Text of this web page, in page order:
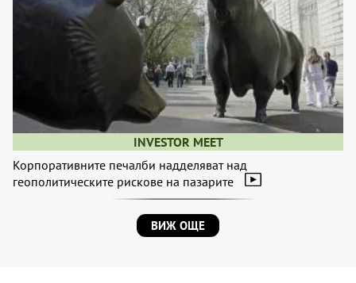
INVESTOR MEET
Корпоративните печалби надделяват над
геополитическите рискове на пазарите
ВИЖ ОЩЕ